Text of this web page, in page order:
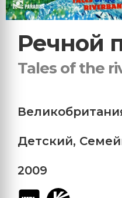
Речной
Tales of the
Детский,
2009